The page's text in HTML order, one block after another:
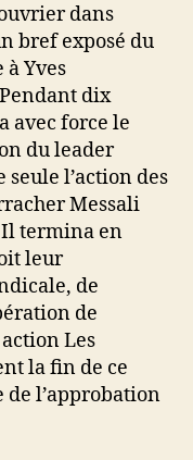
dans
bref exposé du
Yves
dix
avec force le
du leader
l’action des
Messali
termina en
leur
de
de
Les
la fin de ce
l’approbation